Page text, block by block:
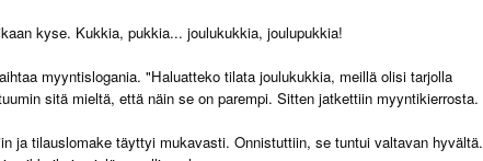
kyse. Kukkia, pukkia... joulukukkia, joulupukkia!
myyntislogania. "Haluatteko tilata joulukukkia, meillä olisi tarjolla
sitä mieltä, että näin se on parempi. Sitten jatkettiin myyntikierrosta.
ja tilauslomake täyttyi mukavasti. Onnistuttiin, se tuntui valtavan hyvältä.